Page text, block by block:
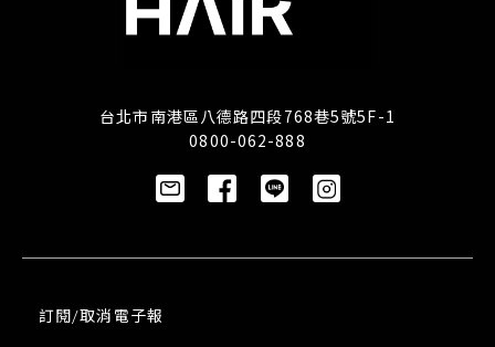
台北市南港區八德路四段768巷5號5F-1
0800-062-888
訂閱/取消電子報